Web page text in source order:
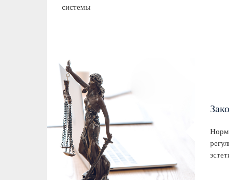
системы